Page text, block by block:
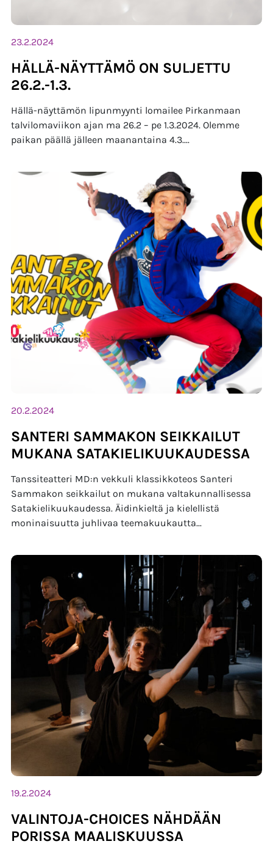
23.2.2024
HÄLLÄ-NÄYTTÄMÖ ON SULJETTU
26.2.-1.3.
Hällä-näyttämön lipunmyynti lomailee Pirkanmaan
talvilomaviikon ajan ma 26.2 – pe 1.3.2024. Olemme
paikan päällä jälleen maanantaina 4.3....
20.2.2024
SANTERI SAMMAKON SEIKKAILUT
MUKANA SATAKIELIKUUKAUDESSA
Tanssiteatteri MD:n vekkuli klassikkoteos Santeri
Sammakon seikkailut on mukana valtakunnallisessa
Satakielikuukaudessa. Äidinkieltä ja kielellistä
moninaisuutta juhlivaa teemakuukautta...
19.2.2024
VALINTOJA-CHOICES NÄHDÄÄN
PORISSA MAALISKUUSSA